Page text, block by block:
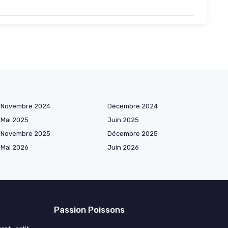
Novembre 2024
Décembre 2024
Mai 2025
Juin 2025
Novembre 2025
Décembre 2025
Mai 2026
Juin 2026
Passion Poissons